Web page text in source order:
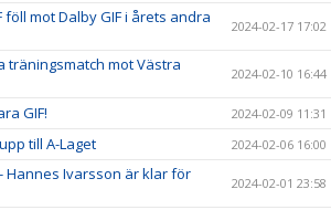
mot Dalby GIF i årets andra
2024-02-17 17:02
träningsmatch mot Västra
2024-02-10 16:44
GIF! 2024-02-09 11:31
till A-Laget 2024-02-06 16:00
Ivarsson är klar för
2024-02-01 23:58